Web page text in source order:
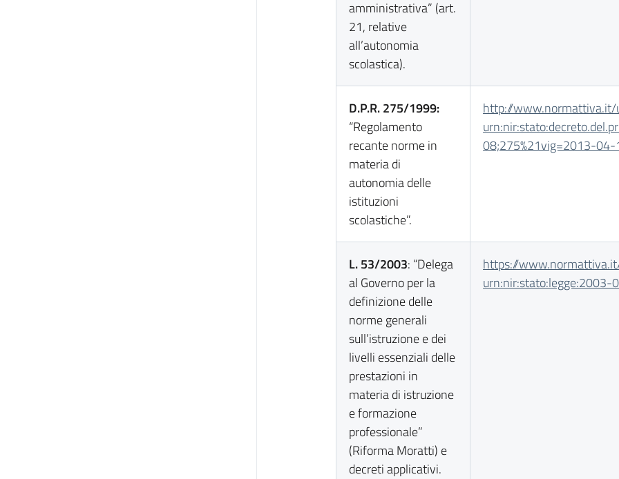
amministrativa” (art.
21, relative
all’autonomia
scolastica).
D.P.R. 275/1999:
“Regolamento
recante norme in
materia di
autonomia delle
istituzioni
scolastiche”.
http://
08;275%21vig=2013-04-
L. 53/2003: “Delega
al Governo per la
definizione delle
norme generali
sull’istruzione e dei
livelli essenziali delle
prestazioni in
materia di istruzione
e formazione
professionale”
(Riforma Moratti) e
decreti applicativi.
https://
urn:nir:stato:legge:2003-